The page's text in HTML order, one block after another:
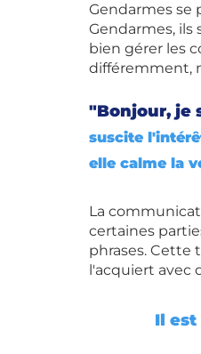
Gendarmes se
Gendarmes,
bien gérer les
différemment,
"Bonjour, je
suscite
elle calme la
La
certaines
phrases. Cette
l'acquiert avec
Il